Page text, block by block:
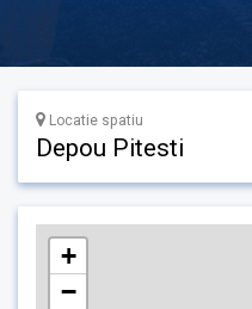
Locatie spatiu
Depou Pitesti
+
−